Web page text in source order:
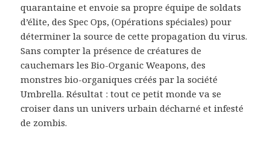
quarantaine et envoie sa propre équipe de soldats
d’élite, des Spec Ops, (Opérations spéciales) pour
déterminer la source de cette propagation du virus.
Sans compter la présence de créatures de
cauchemars les Bio-Organic Weapons, des
monstres bio-organiques créés par la société
Umbrella. Résultat : tout ce petit monde va se
croiser dans un univers urbain décharné et infesté
de zombis.